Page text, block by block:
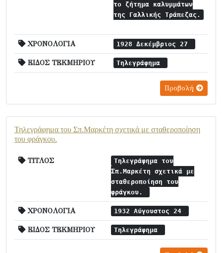
το ζήτημα καλυμμάτων
της Γαλλικής Τράπεζας.
ΧΡΟΝΟΛΟΓΙΑ 1928 Δεκέμβριος 27
ΕΙΔΟΣ ΤΕΚΜΗΡΙΟΥ Τηλεγράφημα
Προβολή
Τηλεγράφημα του Σπ.Μαρκέτη σχετικά με σταθεροποίηση
του φράγκου.
ΤΙΤΛΟΣ
Τηλεγράφημα του
Σπ.Μαρκέτη σχετικά με
σταθεροποίηση του
φράγκου.
ΧΡΟΝΟΛΟΓΙΑ 1932 Αύγουστος 24
ΕΙΔΟΣ ΤΕΚΜΗΡΙΟΥ Τηλεγράφημα